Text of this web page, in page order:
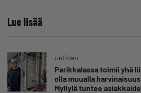
Lue lisää
Uutinen
Parikkalassa toimii yhä
olla muualla
Myllylä tuntee